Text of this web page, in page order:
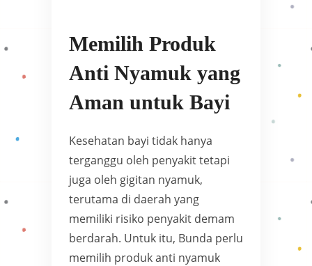
Memilih Produk
Anti Nyamuk yang
Aman untuk Bayi
Kesehatan bayi tidak hanya
terganggu oleh penyakit tetapi
juga oleh gigitan nyamuk,
terutama di daerah yang
memiliki risiko penyakit demam
berdarah. Untuk itu, Bunda perlu
memilih produk anti nyamuk